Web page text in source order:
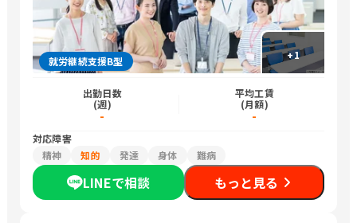
+1
就労継続支援B型
出勤日数
(週)
-
平均工賃
(月額)
-
対応障害
精神
知的 発達 身体 難病
LINEで相談 もっと見る